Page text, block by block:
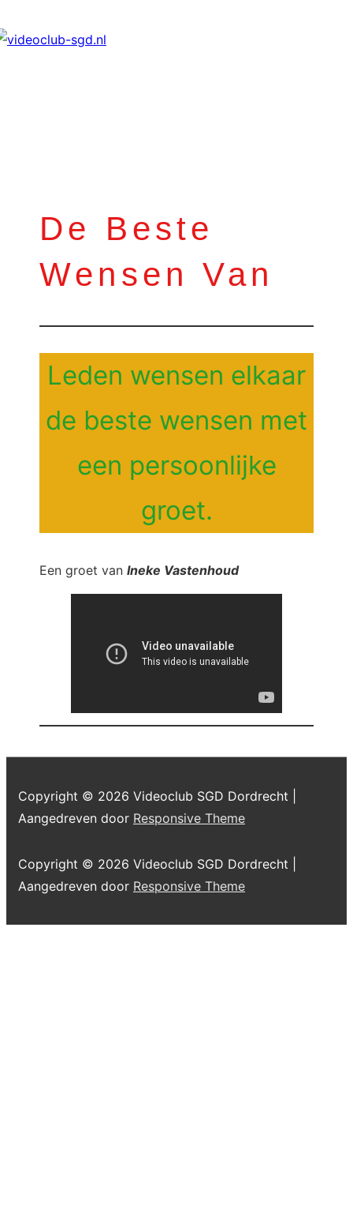
Doorgaan
De Beste
Wensen Van
Leden wensen elkaar
de beste wensen met
een persoonlijke
groet.
Een groet van Ineke Vastenhoud
Copyright © 2026 Videoclub SGD Dordrecht
Aangedreven door Responsive Theme
Copyright © 2026 Videoclub SGD Dordrecht
Aangedreven door Responsive Theme